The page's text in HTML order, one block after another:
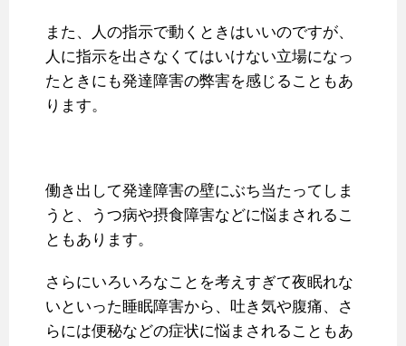
また、人の指示で動くときはいいのですが、
人に指示を出さなくてはいけない立場になっ
たときにも発達障害の弊害を感じることもあ
ります。
働き出して発達障害の壁にぶち当たってしま
うと、うつ病や摂食障害などに悩まされるこ
ともあります。
さらにいろいろなことを考えすぎて夜眠れな
いといった睡眠障害から、吐き気や腹痛、さ
らには便秘などの症状に悩まされることもあ